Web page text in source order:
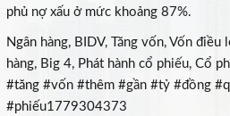
phủ nợ xấu ở mức khoảng 87%.
Ngân hàng, BIDV, Tăng vốn, Vốn điều
hàng, Big 4, Phát hành cổ phiếu, Cổ
#tăng #vốn #thêm #gần #tỷ #đồng
#phiếu1779304373